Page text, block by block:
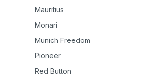
Mauritius
Monari
Munich Freedom
Pioneer
Red Button